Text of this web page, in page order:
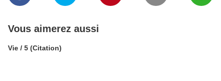
Vous aimerez aussi
Vie / 5 (Citation)